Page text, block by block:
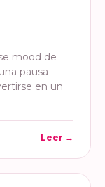
mood de
pausa
en un
Leer →